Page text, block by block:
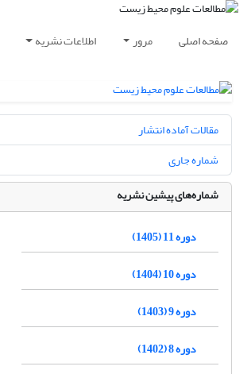
صفحه اصلی مرور اطلاعات نشریه
مقالات آماده انتشار
شماره جاری
شماره‌های پیشین نشریه
دوره 11 (1405)
دوره 10 (1404)
دوره 9 (1403)
دوره 8 (1402)